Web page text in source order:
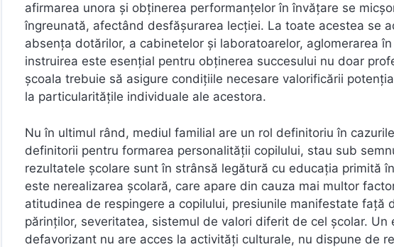
afirmarea unora și obținerea performanțelor în învățare se
îngreunată, afectând desfășurarea lecției. La toate acestea se
absența dotărilor, a cabinetelor și laboratoarelor, aglomerarea
instruirea este esențial pentru obținerea succesului nu doar
școala trebuie să asigure condițiile necesare valorificării
la particularitățile individuale ale acestora.
Nu în ultimul rând, mediul familial are un rol definitoriu în
definitorii pentru formarea personalității copilului, stau sub
rezultatele școlare sunt în strânsă legătură cu educația primită
este nerealizarea școlară, care apare din cauza mai multor
atitudinea de respingere a copilului, presiunile manifestate față
părinților, severitatea, sistemul de valori diferit de cel școlar.
defavorizant nu are acces la activități culturale, nu dispune de